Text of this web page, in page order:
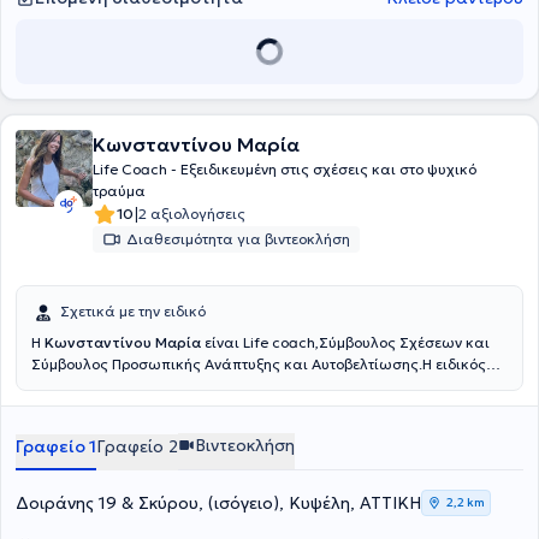
Κωνσταντίνου Μαρία
Life Coach - Eξειδικευμένη στις σχέσεις και στο ψυχικό
τραύμα
10|2 αξιολογήσεις
Διαθεσιμότητα για βιντεοκλήση
Σχετικά με την ειδικό
Η Κωνσταντίνου Μαρία είναι Life coach,Σύμβουλος Σχέσεων και
Σύμβουλος Προσωπικής Ανάπτυξης και Αυτοβελτίωσης.Η ειδικός
Πανεπιστήμιο Αθηνών (ΕΚΠΑ) καθώς και πιστοποιημένη ειδικός στο
Uninersity UK.
Γραφείο 1Γραφείο 2 Βιντεοκλήση
Δοιράνης 19 & Σκύρου, (ισόγειο), Κυψέλη, ΑΤΤΙΚΗ 2,2 km